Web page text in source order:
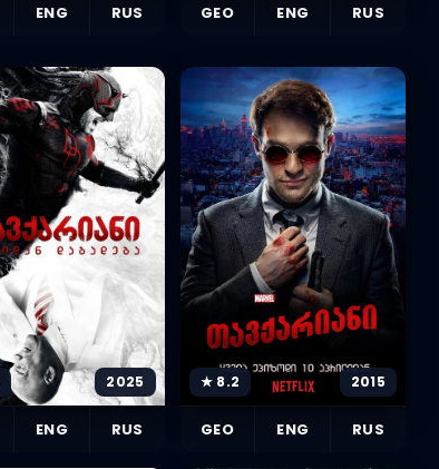
ENG RUS GEO ENG RUS
2025
ENG RUS
★ 8.2 2015
GEO ENG RUS